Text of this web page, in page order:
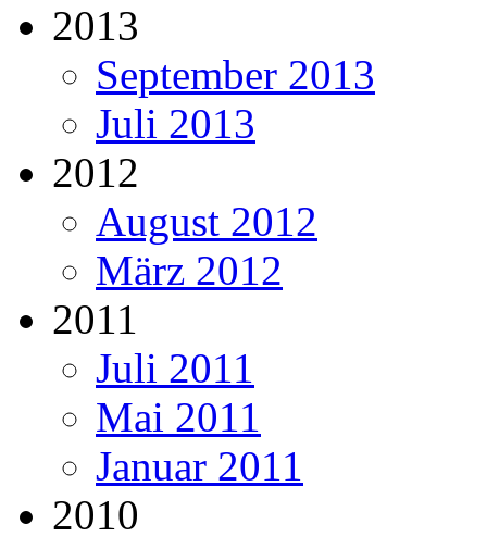
2013
September 2013
Juli 2013
2012
August 2012
März 2012
2011
Juli 2011
Mai 2011
Januar 2011
2010